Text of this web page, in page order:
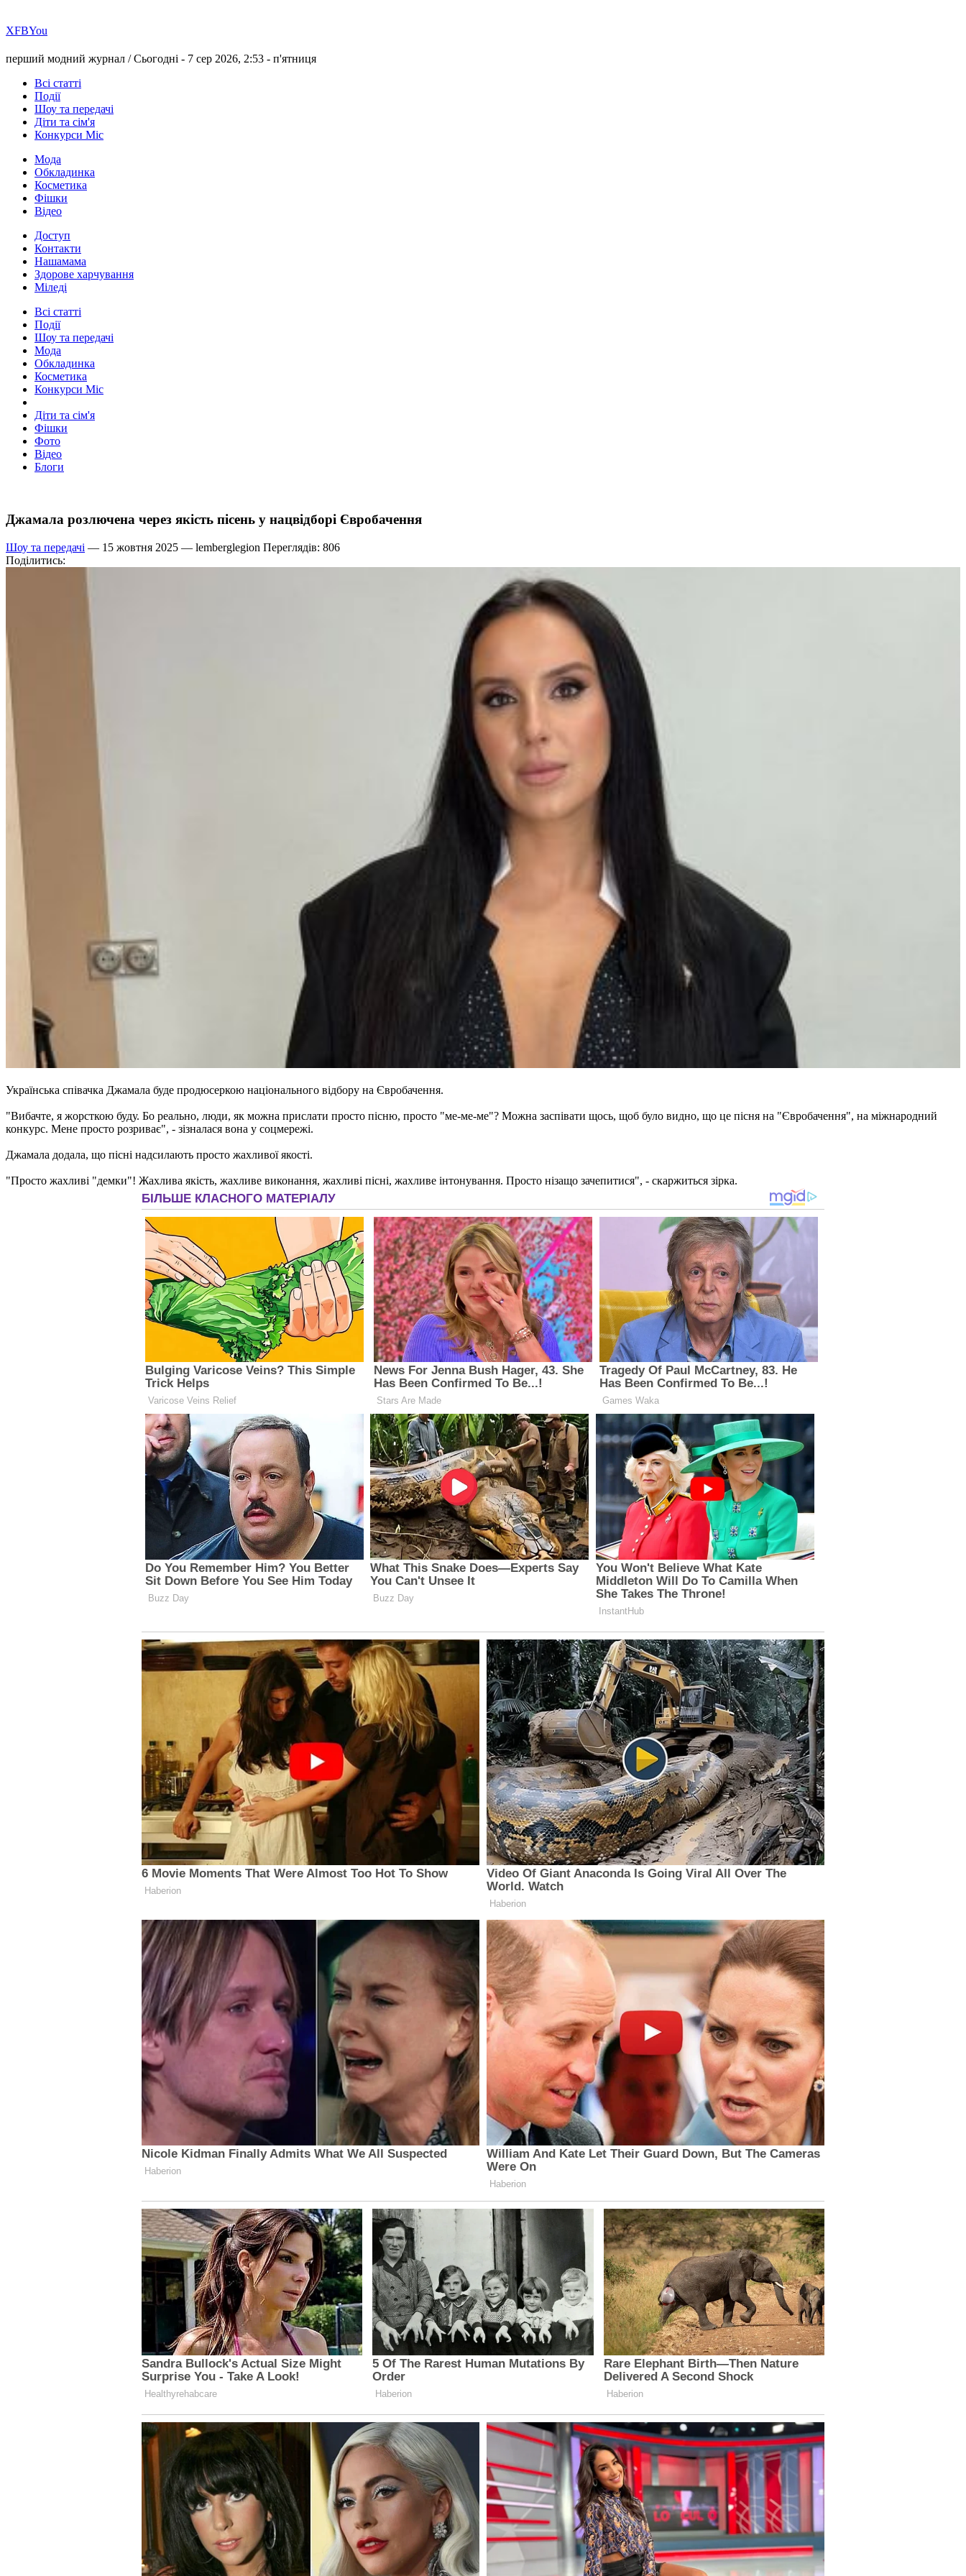
ХFBYou
перший модний журнал /Сьогодні - 7 сер 2026, 2:53 - п'ятниця
Всі статті
Події
Шоу та передачі
Діти та сім'я
Конкурси Міс
Мода
Обкладинка
Косметика
Фішки
Відео
Доступ
Контакти
Нашамама
Здорове харчування
Міледі
Всі статті
Події
Шоу та передачі
Мода
Обкладинка
Косметика
Конкурси Міс
Діти та сім'я
Фішки
Фото
Відео
Блоги
Джамала розлючена через якість пісень у нацвідборі Євробачення
Шоу та передачі — 15 жовтня 2025 — lemberglegion Переглядів: 806
Поділитись:
Українська співачка Джамала буде продюсеркою національного відбору на Євробачення.
"Вибачте, я жорсткою буду. Бо реально, люди, як можна прислати просто пісню, просто "ме-ме-ме"? Можна заспівати щось, щоб було видно, що це пісня на "Євробачення", на міжнародний
конкурс. Мене просто розриває", - зізналася вона у соцмережі.
Джамала додала, що пісні надсилають просто жахливої якості.
"Просто жахливі "демки"! Жахлива якість, жахливе виконання, жахливі пісні, жахливе інтонування. Просто нізащо зачепитися", - скаржиться зірка.